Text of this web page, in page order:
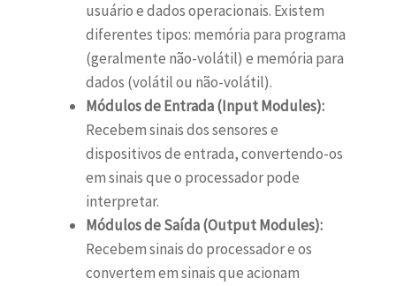
usuário e dados operacionais. Existem
diferentes tipos: memória para programa
(geralmente não-volátil) e memória para
dados (volátil ou não-volátil).
Módulos de Entrada (Input Modules):
Recebem sinais dos sensores e
dispositivos de entrada, convertendo-os
em sinais que o processador pode
interpretar.
Módulos de Saída (Output Modules):
Recebem sinais do processador e os
convertem em sinais que acionam